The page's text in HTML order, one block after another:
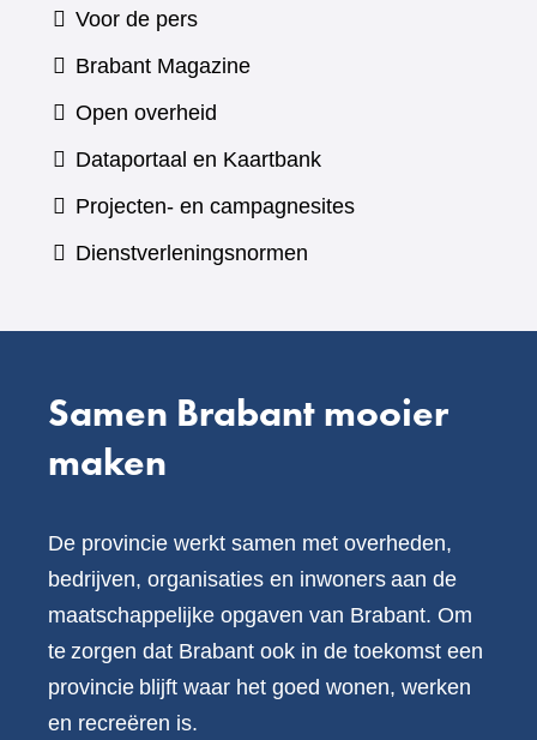
Voor de pers
Brabant Magazine(verwijst
andere
website)
Open overheid
Dataportaal en Kaartbank(verwijst
naar
Projecten- en campagnesites
Dienstverleningsnormen
Samen Brabant mooier
maken
De provincie werkt samen met overheden,
bedrijven, organisaties en inwoners aan de
maatschappelijke opgaven van Brabant. Om
te zorgen dat Brabant ook in de toekomst een
provincie blijft waar het goed wonen, werken
en recreëren is.